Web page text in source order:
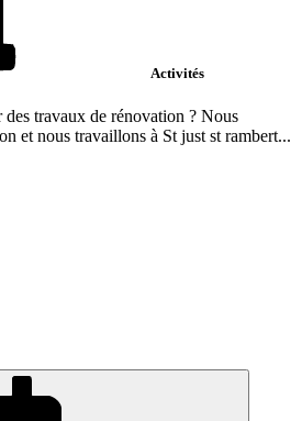
Activités
des travaux de rénovation ? Nous
et nous travaillons à St just st rambert...